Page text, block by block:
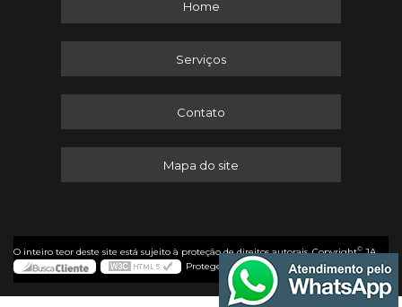
Home
Serviços
Contato
Mapa do site
O inteiro teor deste site está sujeito à proteção de direitos autorais. Copyright©JA
Protege (Lei 9610 de 19/02/1998)